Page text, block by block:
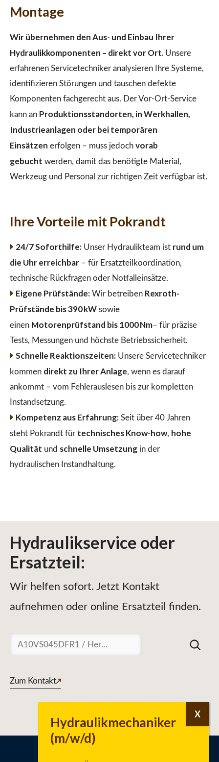
Montage
Wir übernehmen den Aus- und Einbau Ihrer
Hydraulikkomponenten – direkt vor Ort. Unsere
erfahrenen Servicetechniker analysieren Ihre Systeme,
identifizieren Störungen und tauschen defekte
Komponenten fachgerecht aus. Der Vor-Ort-Service
kann an Produktionsstandorten, in Werkhallen,
Industrieanlagen oder bei temporären
Einsätzen erfolgen – muss jedoch vorab
gebucht werden, damit das benötigte Material,
Werkzeug und Personal zur richtigen Zeit verfügbar ist.
Ihre Vorteile mit Pokrandt
24/7 Soforthilfe:Unser Hydraulikteam ist rund um
die Uhr erreichbar – für Ersatzteilkoordination,
technische Rückfragen oder Notfalleinsätze.
Eigene Prüfstände:Wir betreiben Rexroth-
Prüfstände bis 390 kW sowie
einen Motorenprüfstand bis 1000 Nm– für präzise
Tests, Messungen und höchste Betriebssicherheit.
Schnelle Reaktionszeiten:Unsere Servicetechniker
kommen direkt zu Ihrer Anlage, wenn es darauf
ankommt – vom Fehlerauslesen bis zur kompletten
Instandsetzung.
Kompetenz aus Erfahrung:Seit über 40 Jahren
steht Pokrandt für technisches Know-how, hohe
Qualität und schnelle Umsetzung in der
hydraulischen Instandhaltung.
Hydraulikservice oder
Ersatzteil:
Wir helfen sofort. Jetzt Kontakt
aufnehmen oder online Ersatzteil finden.
Suchen
Zum Kontakt